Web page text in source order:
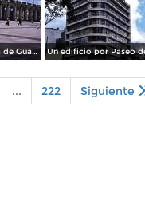
El atrio de la Villa de Guadalupe 1950.
... 222 Siguiente